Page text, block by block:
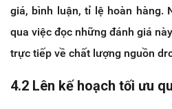
giá, bình luận, tỉ lệ hoàn hàng.
qua việc đọc những đánh giá
trực tiếp về chất lượng nguồn
4.2 Lên kế hoạch tối ưu